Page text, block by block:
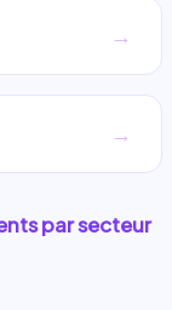
→
→
par secteur